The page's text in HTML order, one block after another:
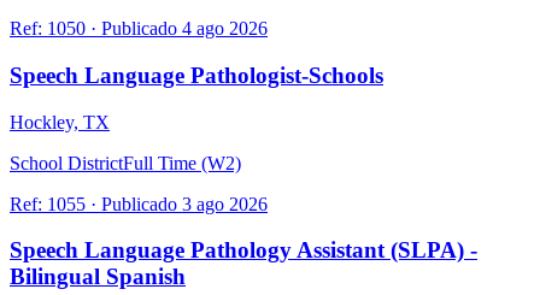
Ref: 1050 · Publicado 4 ago 2026
Speech Language Pathologist-Schools
Hockley, TX
School DistrictFull Time (W2)
Ref: 1055 · Publicado 3 ago 2026
Speech Language Pathology Assistant (SLPA) -
Bilingual Spanish